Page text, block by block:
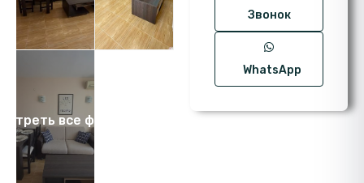
все фото 14
Звонок
WhatsApp